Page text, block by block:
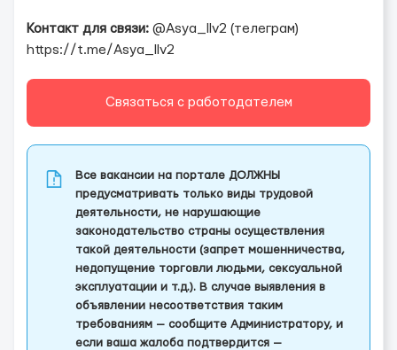
Контакт для связи: @Asya_llv2 (телеграм)
https://t.me/Asya_llv2
Связаться с работодателем
Все вакансии на портале ДОЛЖНЫ
предусматривать только виды трудовой
деятельности, не нарушающие
законодательство страны осуществления
такой деятельности (запрет мошенничества,
недопущение торговли людьми, сексуальной
эксплуатации и т.д.). В случае выявления в
объявлении несоответствия таким
требованиям — сообщите Администратору, и
если ваша жалоба подтвердится —